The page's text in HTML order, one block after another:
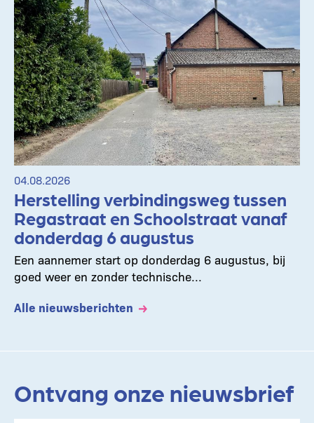
04.08.2026
Herstelling verbindingsweg tussen
Regastraat en Schoolstraat vanaf
donderdag 6 augustus
Een aannemer start op donderdag 6 augustus, bij
goed weer en zonder technische...
Alle nieuwsberichten
Ontvang onze nieuwsbrief